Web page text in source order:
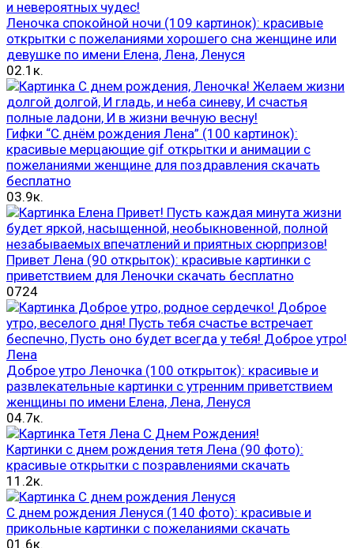
Леночка спокойной ночи (109 картинок): красивые
открытки с пожеланиями хорошего сна женщине или
девушке по имени Елена, Лена, Ленуся
02.1к.
Гифки “С днём рождения Лена” (100 картинок):
красивые мерцающие gif открытки и анимации с
пожеланиями женщине для поздравления скачать
бесплатно
03.9к.
Привет Лена (90 открыток): красивые картинки с
приветствием для Леночки скачать бесплатно
0724
Доброе утро Леночка (100 открыток): красивые и
развлекательные картинки с утренним приветствием
женщины по имени Елена, Лена, Ленуся
04.7к.
Картинки с днем рождения тетя Лена (90 фото):
красивые открытки с позравлениями скачать
1 1.2к.
С днем рождения Ленуся (140 фото): красивые и
прикольные картинки с пожеланиями скачать
01.6к.